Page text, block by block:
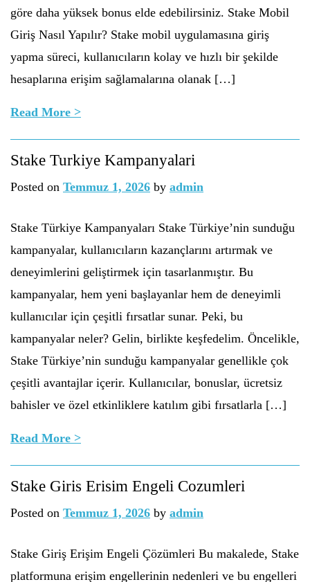
göre daha yüksek bonus elde edebilirsiniz. Stake Mobil
Giriş Nasıl Yapılır? Stake mobil uygulamasına giriş
yapma süreci, kullanıcıların kolay ve hızlı bir şekilde
hesaplarına erişim sağlamalarına olanak […]
Read More >
Stake Turkiye Kampanyalari
Posted on Temmuz 1, 2026 by admin
Stake Türkiye Kampanyaları Stake Türkiye’nin sunduğu
kampanyalar, kullanıcıların kazançlarını artırmak ve
deneyimlerini geliştirmek için tasarlanmıştır. Bu
kampanyalar, hem yeni başlayanlar hem de deneyimli
kullanıcılar için çeşitli fırsatlar sunar. Peki, bu
kampanyalar neler? Gelin, birlikte keşfedelim. Öncelikle,
Stake Türkiye’nin sunduğu kampanyalar genellikle çok
çeşitli avantajlar içerir. Kullanıcılar, bonuslar, ücretsiz
bahisler ve özel etkinliklere katılım gibi fırsatlarla […]
Read More >
Stake Giris Erisim Engeli Cozumleri
Posted on Temmuz 1, 2026 by admin
Stake Giriş Erişim Engeli Çözümleri Bu makalede, Stake
platformuna erişim engellerinin nedenleri ve bu engelleri